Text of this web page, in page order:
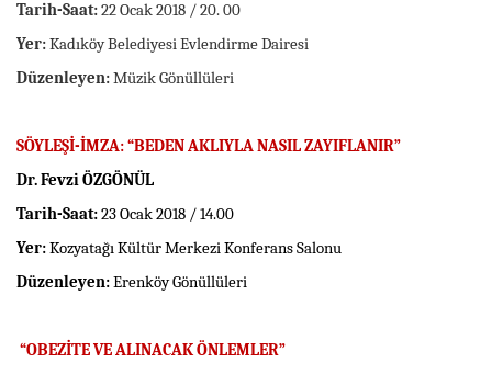
Tarih-Saat:22 Ocak 2018 / 20. 00
Yer:Kadıköy Belediyesi Evlendirme Dairesi
Düzenleyen:Müzik Gönüllüleri
SÖYLEŞİ-İMZA: “BEDEN AKLIYLA NASIL ZAYIFLANIR”
Dr. Fevzi ÖZGÖNÜL
Tarih-Saat:23 Ocak 2018 / 14.00
Yer:Kozyatağı Kültür Merkezi Konferans Salonu
Düzenleyen:Erenköy Gönüllüleri
“OBEZİTE VE ALINACAK ÖNLEMLER”